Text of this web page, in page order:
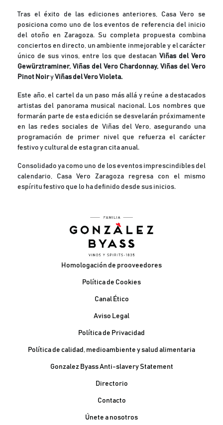
Tras el éxito de las ediciones anteriores, Casa Vero se
posiciona como uno de los eventos de referencia del inicio
del otoño en Zaragoza. Su completa propuesta combina
conciertos en directo, un ambiente inmejorable y el carácter
único de sus vinos, entre los que destacan Viñas del Vero
Gewürztraminer, Viñas del Vero Chardonnay, Viñas del Vero
Pinot NoiryViñas del Vero Violeta.
Este año, el cartel da un paso más allá y reúne a destacados
artistas del panorama musical nacional. Los nombres que
formarán parte de esta edición se desvelarán próximamente
en las redes sociales de Viñas del Vero, asegurando una
programación de primer nivel que refuerza el carácter
festivo y cultural de esta gran cita anual.
Consolidado ya como uno de los eventos imprescindibles del
calendario, Casa Vero Zaragoza regresa con el mismo
espíritu festivo que lo ha definido desde sus inicios.
Pie de páginaHomologación de prooveedores
Política de Cookies
Canal Ético
Aviso Legal
Política de Privacidad
Política de calidad, medioambiente y salud alimentaria
Gonzalez Byass Anti-slavery Statement
Contacto Pie de página
Directorio
Contacto
Únete a nosotros